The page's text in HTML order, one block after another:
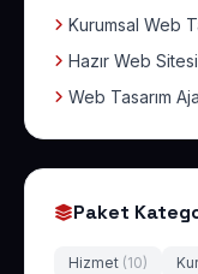
Kurumsal Web
Hazır Web Sitesi
Web Tasarım
Paket
Hizmet (10)